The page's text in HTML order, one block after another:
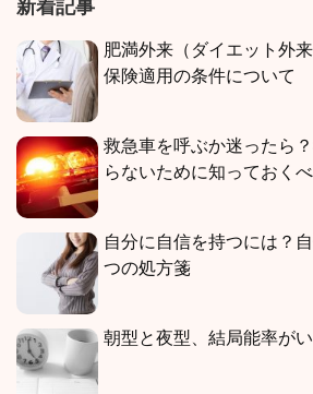
新着記事
肥満外来（ダイエット外
保険適用の条件について
救急車を呼ぶか迷ったら
らないために知っておく
自分に自信を持つには？
つの処方箋
朝型と夜型、結局能率が